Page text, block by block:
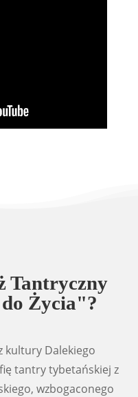
Tantryczny
Życia"?
kultury Dalekiego
tantry tybetańskiej z
wzbogaconego